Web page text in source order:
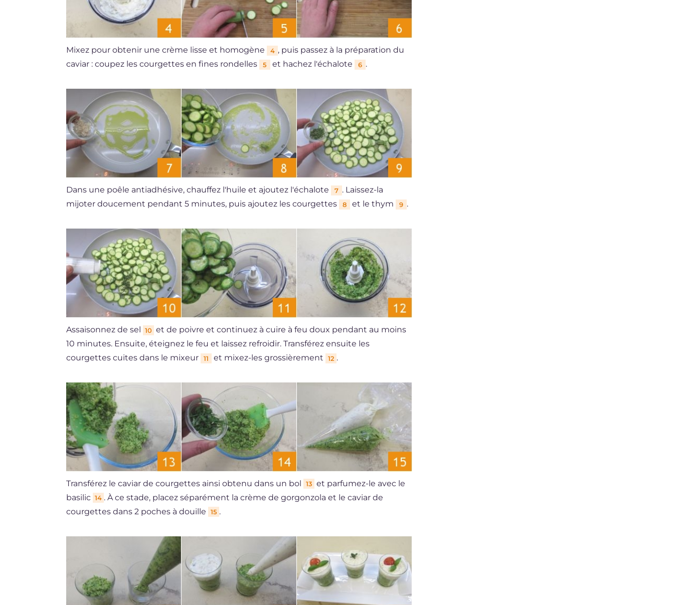
Mixez pour obtenir une crème lisse et homogène 4 , puis passez à la préparation du
caviar : coupez les courgettes en fines rondelles
5 et hachez l'échalote 6 .
Dans une poêle antiadhésive, chauffez l'huile et ajoutez l'échalote 7 . Laissez-la
mijoter doucement pendant 5 minutes, puis ajoutez les courgettes
8 et le thym 9 .
Assaisonnez de sel 10 et de poivre et continuez à cuire à feu doux pendant au moins
10 minutes. Ensuite, éteignez le feu et laissez refroidir. Transférez ensuite les
courgettes cuites dans le mixeur
11 et mixez-les grossièrement 12 .
Transférez le caviar de courgettes ainsi obtenu dans un bol 13 et parfumez-le avec le
basilic 14 . À ce stade, placez séparément la crème de gorgonzola et le caviar de
courgettes dans 2 poches à douille
15 .